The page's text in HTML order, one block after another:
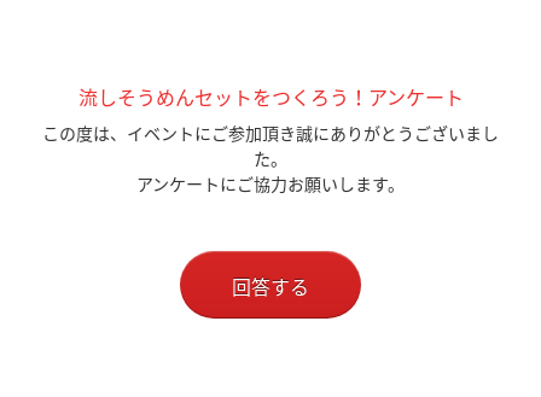
流しそうめんセットをつくろう！アンケート
この度は、イベントにご参加頂き誠にありがとうございまし
た。
アンケートにご協力お願いします。
回答する